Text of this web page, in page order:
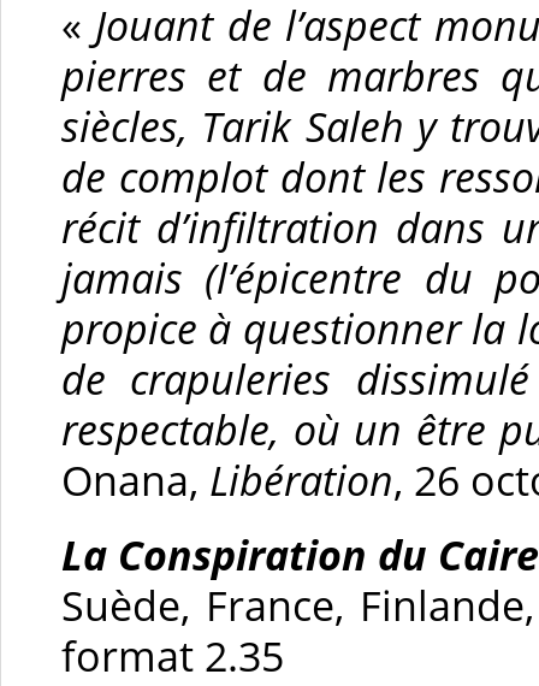
« Jouant de l’aspect
pierres et de marbres
siècles, Tarik Saleh y
de complot dont les
récit d’infiltration dans
jamais (l’épicentre du
propice à questionner la
de crapuleries
respectable, où un être
Onana, Libération, 26
La Conspiration du
Suède, France,
format 2.35